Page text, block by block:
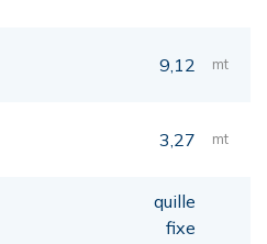
9,12 mt
3,27 mt
quille
fixe